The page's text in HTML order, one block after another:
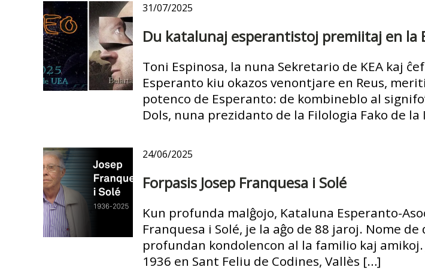
31/07/2025
Du katalunaj esperantistoj premiitaj en la
Toni Espinosa, la nuna Sekretario de KEA kaj
Esperanto kiu okazos venontjare en Reus,
potenco de Esperanto: de kombineblo al
Dols, nuna prezidanto de la Filologia Fako de
24/06/2025
Forpasis Josep Franquesa i Solé
Kun profunda malĝojo, Kataluna Esperanto-
Franquesa i Solé, je la aĝo de 88 jaroj. Nome
profundan kondolencon al la familio kaj amikoj.
1936 en Sant Feliu de Codines, Vallès […]